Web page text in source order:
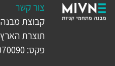
צור קשר
קבוצת מבנה
תוצרת הארץ 7, תל אביב
פקס: 03-9070090